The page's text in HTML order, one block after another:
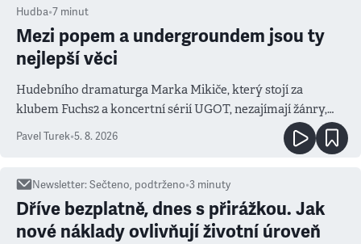
Hudba•7 minut
Mezi popem a undergroundem jsou ty
nejlepší věci
Hudebního dramaturga Marka Mikiče, který stojí za
klubem Fuchs2 a koncertní sérií UGOT, nezajímají žánry,
ale atmosféra
Pavel Turek•5. 8. 2026
Newsletter:Sečteno, podtrženo•3 minuty
Dříve bezplatně, dnes s přirážkou. Jak
nové náklady ovlivňují životní úroveň